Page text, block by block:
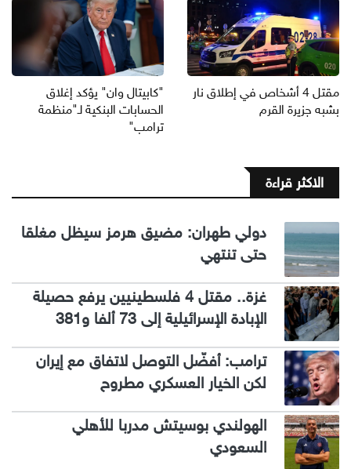
مقتل 4 أشخاص في إطلاق نار
بشبه جزيرة القرم
"كابيتال وان" يؤكد إغلاق
الحسابات البنكية لـ"منظمة
ترامب"
الاكثر قراءة
دولي طهران: مضيق هرمز سيظل مغلقا
حتى تنتهي
غزة.. مقتل 4 فلسطينيين يرفع حصيلة
الإبادة الإسرائيلية إلى 73 ألفا و381
ترامب: أفضّل التوصل لاتفاق مع إيران
لكن الخيار العسكري مطروح
الهولندي بوسيتش مدربا للأهلي
السعودي